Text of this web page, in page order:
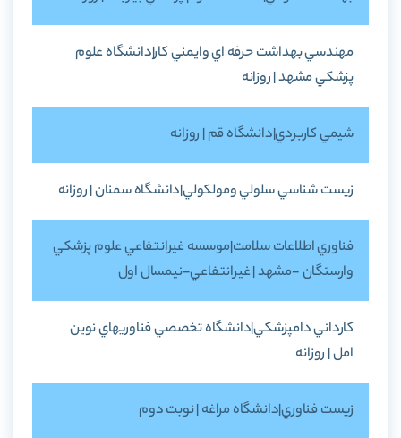
مهندسي بهداشت حرفه اي وايمني کار|دانشگاه علوم
پزشکي مشهد | روزانه
شيمي کاربردي|دانشگاه قم | روزانه
زيست شناسي سلولي ومولکولي|دانشگاه سمنان | روزانه
فناوري اطلاعات سلامت|موسسه غيرانتفاعي علوم پزشکي
وارستگان -مشهد | غيرانتفاعي-نيمسال اول
کارداني دامپزشکي|دانشگاه تخصصي فناوريهاي نوين
امل | روزانه
زيست فناوري|دانشگاه مراغه | نوبت دوم